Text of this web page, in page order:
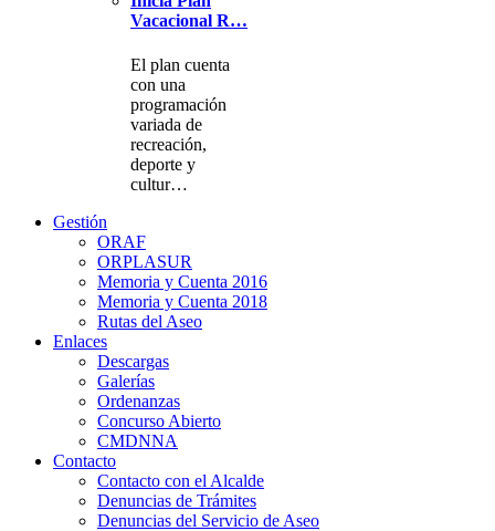
Vacacional R…
El plan cuenta
con una
programación
variada de
recreación,
deporte y
cultur…
Gestión
ORAF
ORPLASUR
Memoria y Cuenta 2016
Memoria y Cuenta 2018
Rutas del Aseo
Enlaces
Descargas
Galerías
Ordenanzas
Concurso Abierto
CMDNNA
Contacto
Contacto con el Alcalde
Denuncias de Trámites
Denuncias del Servicio de Aseo